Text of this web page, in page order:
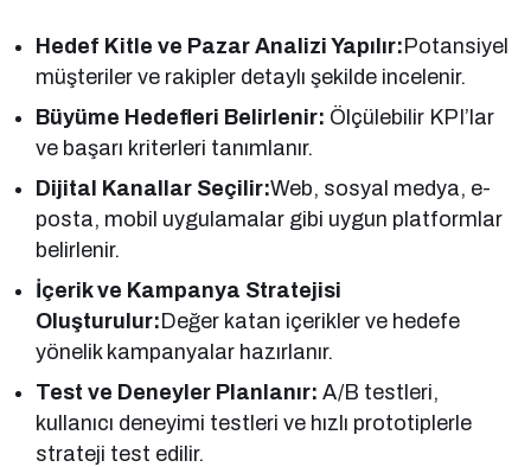
Hedef Kitle ve Pazar Analizi Yapılır:Potansiyel
müşteriler ve rakipler detaylı şekilde incelenir.
Büyüme Hedefleri Belirlenir: Ölçülebilir KPI’lar
ve başarı kriterleri tanımlanır.
Dijital Kanallar Seçilir:Web, sosyal medya, e-
posta, mobil uygulamalar gibi uygun platformlar
belirlenir.
İçerik ve Kampanya Stratejisi
Oluşturulur:Değer katan içerikler ve hedefe
yönelik kampanyalar hazırlanır.
Test ve Deneyler Planlanır:A/B testleri,
kullanıcı deneyimi testleri ve hızlı prototiplerle
strateji test edilir.